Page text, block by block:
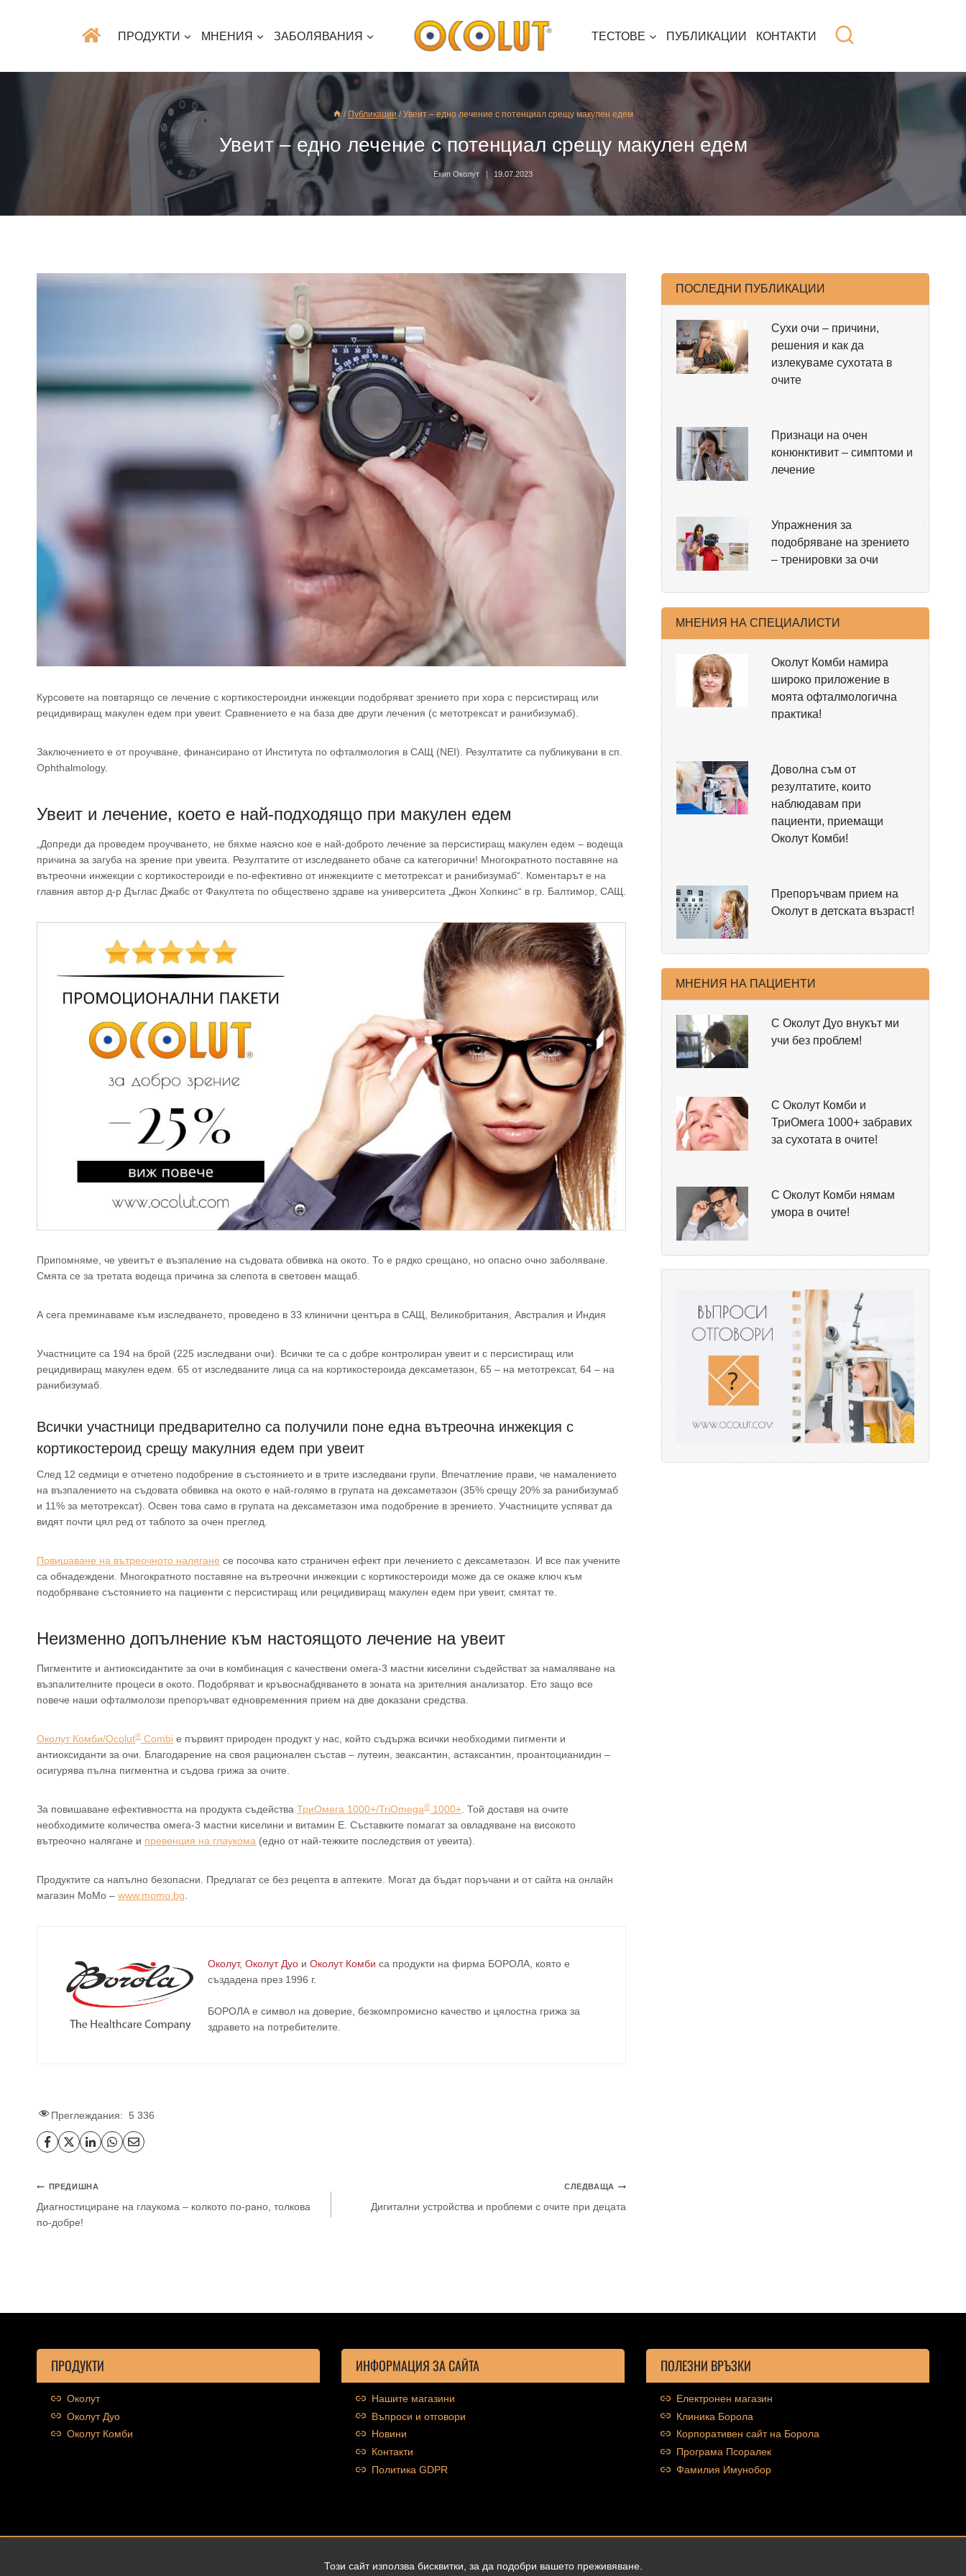
ПРОДУКТИ МНЕНИЯ ЗАБОЛЯВАНИЯ ТЕСТОВЕ ПУБЛИКАЦИИ КОНТАКТИ
/ Публикации / Увеит – едно лечение с потенциал срещу макулен едем
Увеит – едно лечение с потенциал срещу макулен едем
Екип Околут 19.07.2023
Курсовете на повтарящо се лечение с кортикостероидни инжекции подобряват зрението при хора с персистиращ или
рецидивиращ макулен едем при увеит. Сравнението е на база две други лечения (с метотрексат и ранибизумаб).
Заключението е от проучване, финансирано от Института по офталмология в САЩ (NEI). Резултатите са публикувани в сп.
Ophthalmology.
Увеит и лечение, което е най-подходящо при макулен едем
„Допреди да проведем проучването, не бяхме наясно кое е най-доброто лечение за персистиращ макулен едем – водеща
причина за загуба на зрение при увеита. Резултатите от изследването обаче са категорични! Многократното поставяне на
вътреочни инжекции с кортикостероиди е по-ефективно от инжекциите с метотрексат и ранибизумаб“. Коментарът е на
главния автор д-р Дъглас Джабс от Факултета по обществено здраве на университета „Джон Хопкинс“ в гр. Балтимор, САЩ.
Припомняме, че увеитът е възпаление на съдовата обвивка на окото. То е рядко срещано, но опасно очно заболяване.
Смята се за третата водеща причина за слепота в световен мащаб.
А сега преминаваме към изследването, проведено в 33 клинични центъра в САЩ, Великобритания, Австралия и Индия
Участниците са 194 на брой (225 изследвани очи). Всички те са с добре контролиран увеит и с персистиращ или
рецидивиращ макулен едем. 65 от изследваните лица са на кортикостероида дексаметазон, 65 – на метотрексат, 64 – на
ранибизумаб.
Всички участници предварително са получили поне една вътреочна инжекция с
кортикостероид срещу макулния едем при увеит
След 12 седмици е отчетено подобрение в състоянието и в трите изследвани групи. Впечатление прави, че намалението
на възпалението на съдовата обвивка на окото е най-голямо в групата на дексаметазон (35% срещу 20% за ранибизумаб
и 11% за метотрексат). Освен това само в групата на дексаметазон има подобрение в зрението. Участниците успяват да
видят почти цял ред от таблото за очен преглед.
Повишаване на вътреочното налягане се посочва като страничен ефект при лечението с дексаметазон. И все пак учените
са обнадеждени. Многократното поставяне на вътреочни инжекции с кортикостероиди може да се окаже ключ към
подобряване състоянието на пациенти с персистиращ или рецидивиращ макулен едем при увеит, смятат те.
Неизменно допълнение към настоящото лечение на увеит
Пигментите и антиоксидантите за очи в комбинация с качествени омега-3 мастни киселини съдействат за намаляване на
възпалителните процеси в окото. Подобряват и кръвоснабдяването в зоната на зрителния анализатор. Ето защо все
повече наши офталмолози препоръчват едновременния прием на две доказани средства.
Околут Комби/Ocolut® Combi е първият природен продукт у нас, който съдържа всички необходими пигменти и
антиоксиданти за очи. Благодарение на своя рационален състав – лутеин, зеаксантин, астаксантин, проантоцианидин –
осигурява пълна пигментна и съдова грижа за очите.
За повишаване ефективността на продукта съдейства ТриОмега 1000+/TriOmega® 1000+. Той доставя на очите
необходимите количества омега-3 мастни киселини и витамин E. Съставките помагат за овладяване на високото
вътреочно налягане и превенция на глаукома (едно от най-тежките последствия от увеита).
Продуктите са напълно безопасни. Предлагат се без рецепта в аптеките. Могат да бъдат поръчани и от сайта на онлайн
магазин МоМо – www.momo.bg.
Околут, Околут Дуои Околут Комби са продукти на фирма БОРОЛА, която е
създадена през 1996 г.
БОРОЛА е символ на доверие, безкомпромисно качество и цялостна грижа за
здравето на потребителите.
Преглеждания: 5 336
ПРЕДИШНА
Диагностициране на глаукома – колкото по-рано, толкова
по-добре!
СЛЕДВАЩА
Дигитални устройства и проблеми с очите при децата
ПОСЛЕДНИ ПУБЛИКАЦИИ
Сухи очи – причини,
решения и как да
излекуваме сухотата в
очите
Признаци на очен
конюнктивит – симптоми и
лечение
Упражнения за
подобряване на зрението
– тренировки за очи
МНЕНИЯ НА СПЕЦИАЛИСТИ
Околут Комби намира
широко приложение в
моята офталмологична
практика!
Доволна съм от
резултатите, които
наблюдавам при
пациенти, приемащи
Околут Комби!
Препоръчвам прием на
Околут в детската възраст!
МНЕНИЯ НА ПАЦИЕНТИ
С Околут Дуо внукът ми
учи без проблем!
С Околут Комби и
ТриОмега 1000+ забравих
за сухотата в очите!
С Околут Комби нямам
умора в очите!
ПРОДУКТИ
Околут
Околут Дуо
Околут Комби
ИНФОРМАЦИЯ ЗА САЙТА
Нашите магазини
Въпроси и отговори
Новини
Контакти
Политика GDPR
ПОЛЕЗНИ ВРЪЗКИ
Електронен магазин
Клиника Борола
Корпоративен сайт на Борола
Програма Псоралек
Фамилия Имунобор
Този сайт използва бисквитки, за да подобри вашето преживяване.